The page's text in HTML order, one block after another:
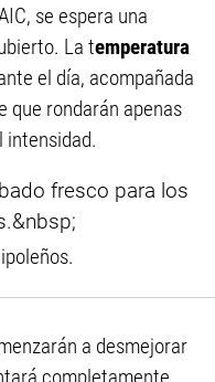
se espera una
La temperatura
el día, acompañada
que rondarán apenas
intensidad.
a desmejorar